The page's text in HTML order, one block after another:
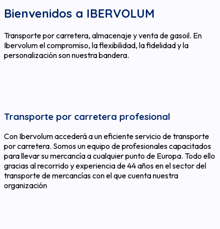
Bienvenidos a IBERVOLUM
Transporte por carretera, almacenaje y venta de gasoil. En
Ibervolum el compromiso, la flexibilidad, la fidelidad y la
personalización son nuestra bandera.
Transporte por carretera profesional
Con Ibervolum accederá a un eficiente servicio de transporte
por carretera. Somos un equipo de profesionales capacitados
para llevar su mercancía a cualquier punto de Europa. Todo ello
gracias al recorrido y experiencia de 44 años en el sector del
transporte de mercancías con el que cuenta nuestra
organización